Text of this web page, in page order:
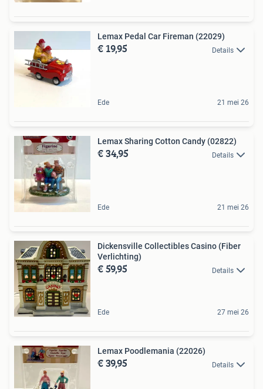
Lemax Pedal Car Fireman (22029)
€ 19,95 Details
Ede 21 mei 26
Lemax Sharing Cotton Candy (02822)
€ 34,95 Details
Ede 21 mei 26
Dickensville Collectibles Casino (Fiber
Verlichting)
€ 59,95 Details
Ede 27 mei 26
Lemax Poodlemania (22026)
€ 39,95 Details